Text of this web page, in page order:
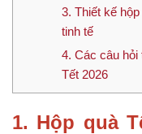
3. Thiết kế
tinh tế
4. Các câu
Tết 2026
1. Hộp quà